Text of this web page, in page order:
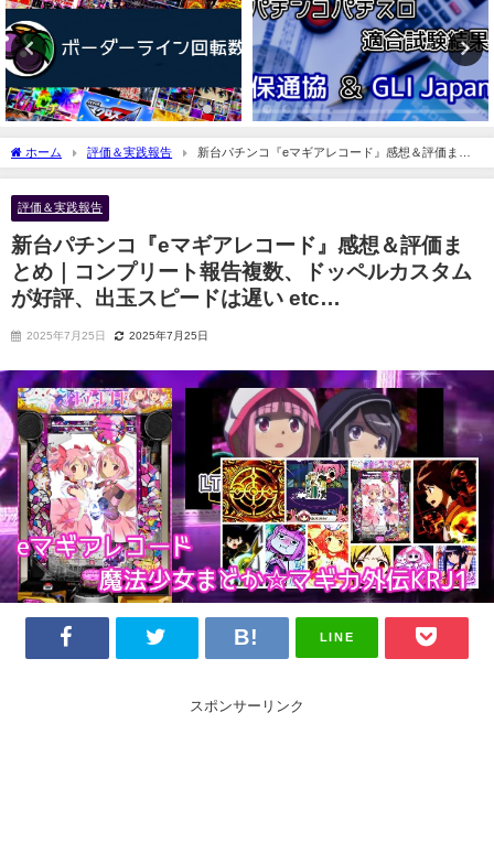
ホーム 評価＆実践報告
新台パチンコ『eマギアレコード』感想＆評価まと
め｜コンプリート報告複数、ドッペルカスタムが好評、出玉スピードは遅い etc…
評価＆実践報告
新台パチンコ『eマギアレコード』感想＆評価ま
とめ｜コンプリート報告複数、ドッペルカスタム
が好評、出玉スピードは遅い etc…
2025年7月25日 2025年7月25日
LINE
スポンサーリンク